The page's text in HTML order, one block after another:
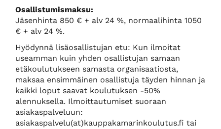
Osallistumismaksu:
Jäsenhinta 850 € + alv 24 %, normaalihinta 1050
€ + alv 24 %.
Hyödynnä lisäosallistujan etu: Kun ilmoitat
useamman kuin yhden osallistujan samaan
etäkoulutukseen samasta organisaatiosta,
maksaa ensimmäinen osallistuja täyden hinnan ja
kaikki loput saavat koulutuksen -50%
alennuksella. Ilmoittautumiset suoraan
asiakaspalveluun:
asiakaspalvelu(at)kauppakamarinkoulutus.fi tai